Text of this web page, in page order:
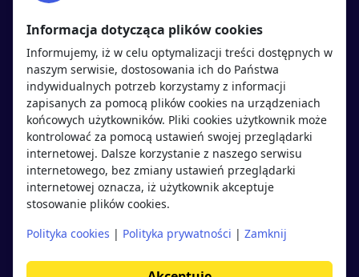
Polityka cookies
Polityka prywatności
Kandydaci
Regulamin kandydata
Oferty pracy
Pracodawcy
Opinie o pracodawcach
Blog
Pracodawcy
Regulamin pracodawcy
Dodaj ogłoszenie
Informacja dotycząca plików cookies
Informujemy, iż w celu optymalizacji treści dostępnych w
naszym serwisie, dostosowania ich do Państwa
indywidualnych potrzeb korzystamy z informacji
zapisanych za pomocą plików cookies na urządzeniach
końcowych użytkowników. Pliki cookies użytkownik może
kontrolować za pomocą ustawień swojej przeglądarki
internetowej. Dalsze korzystanie z naszego serwisu
internetowego, bez zmiany ustawień przeglądarki
internetowej oznacza, iż użytkownik akceptuje
stosowanie plików cookies.
Polityka cookies | Polityka prywatności | Zamknij